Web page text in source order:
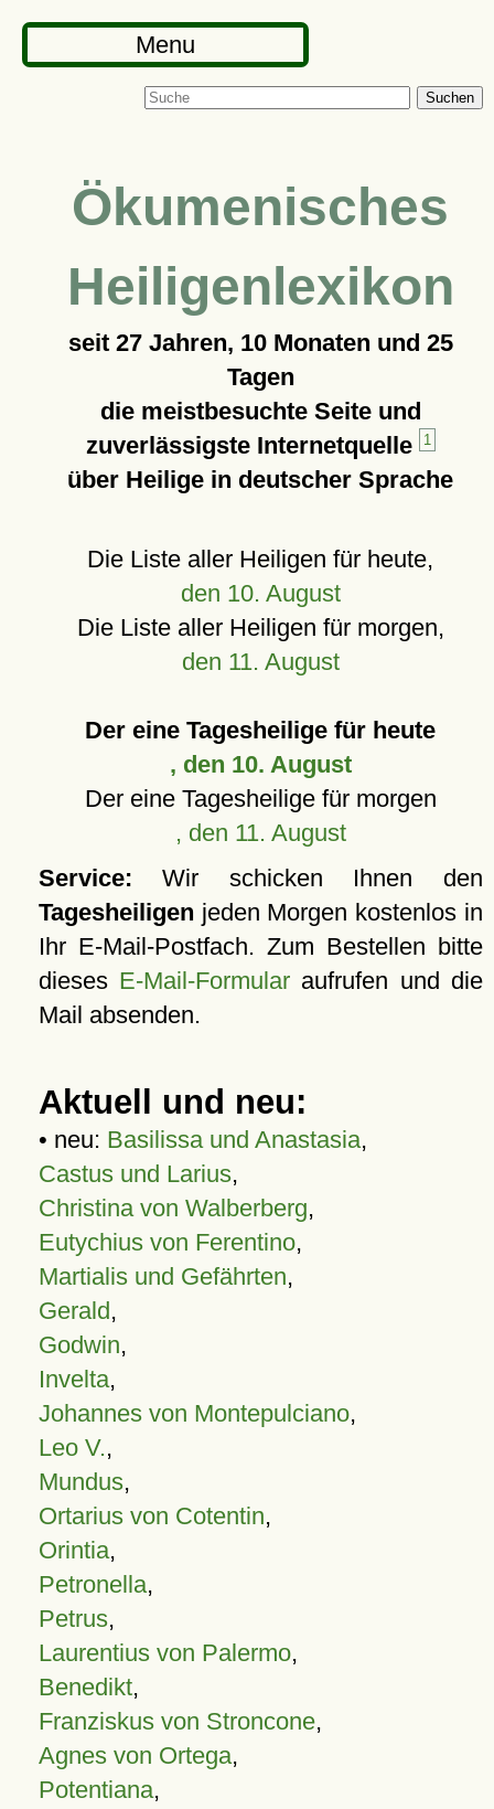
Menu
Suchen
Ökumenisches
Heiligenlexikon
seit 27 Jahren, 10 Monaten und 25
Tagen
die meistbesuchte Seite und
zuverlässigste Internetquelle
1
über Heilige in deutscher Sprache
Die Liste aller Heiligen für heute,
den 10. August
Die Liste aller Heiligen für morgen,
den 11. August
Der eine Tagesheilige für heute
, den 10. August
Der eine Tagesheilige für morgen
, den 11. August
Service: Wir schicken Ihnen den
Tagesheiligen jeden Morgen kostenlos in
Ihr E-Mail-Postfach. Zum Bestellen bitte
dieses E-Mail-Formular aufrufen und die
Mail absenden.
Aktuell und neu:
• neu: Basilissa und Anastasia,
Castus und Larius,
Christina von Walberberg,
Eutychius von Ferentino,
Martialis und Gefährten,
Gerald,
Godwin,
Invelta,
Johannes von Montepulciano,
Leo V.,
Mundus,
Ortarius von Cotentin,
Orintia,
Petronella,
Petrus,
Laurentius von Palermo,
Benedikt,
Franziskus von Stroncone,
Agnes von Ortega,
Potentiana,